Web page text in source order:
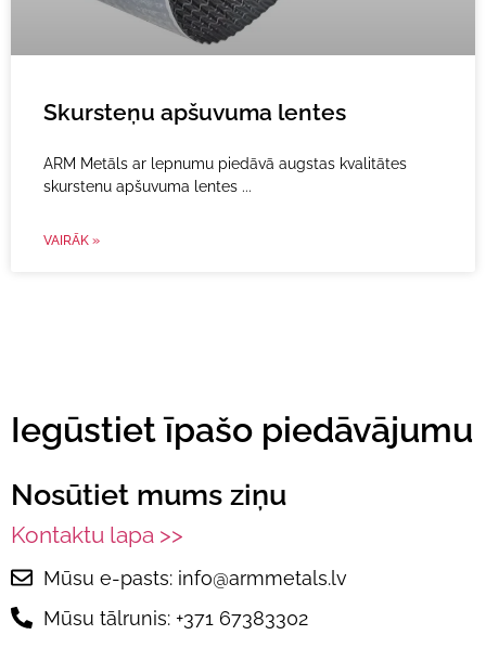
Skursteņu apšuvuma lentes
ARM Metāls ar lepnumu piedāvā augstas kvalitātes
skurstenu apšuvuma lentes
VAIRĀK »
Iegūstiet īpašo piedāvājumu
Nosūtiet mums ziņu
Kontaktu lapa >>
Mūsu e-pasts: info@armmetals.lv
Mūsu tālrunis: +371 67383302